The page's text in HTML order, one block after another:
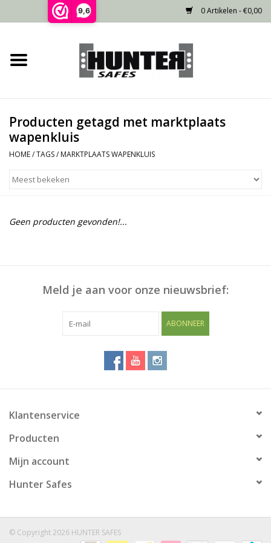
9,6 0 Artikelen - €0,00
Home
Gecertificeerd
Niet gecertificeerd
Recente projecten
Producten getagd met marktplaats
wapenkluis
HOME/TAGS/ MARKTPLAATS WAPENKLUIS
Geen producten gevonden!...
Meld je aan voor onze nieuwsbrief:
ABONNEER
Klantenservice
Producten
Mijn account
Hunter Safes
© Copyright 2026 HUNTER SAFES